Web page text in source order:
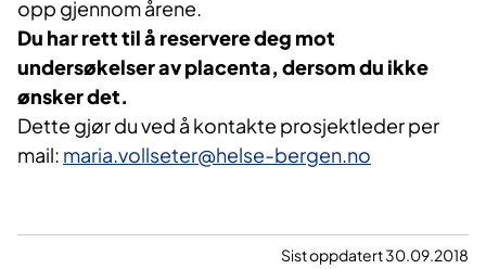
opp gjennom årene.
Du har rett til å reservere deg mot
undersøkelser av placenta, dersom du ikke
ønsker det.
Dette gjør du ved å kontakte prosjektleder per
mail: maria.vollseter@helse-bergen.no
Sist oppdatert 30.09.2018